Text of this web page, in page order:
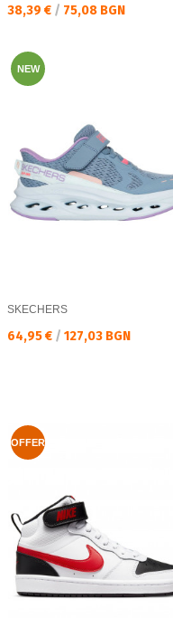
Текуща цена:
38,39 € / 75,08 BGN
NEW
SKECHERS
Текуща цена:
64,95 € / 127,03 BGN
OFFER